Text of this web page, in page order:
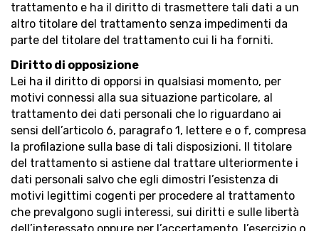
trattamento e ha il diritto di trasmettere tali dati a un
altro titolare del trattamento senza impedimenti da
parte del titolare del trattamento cui li ha forniti.
Diritto di opposizione
Lei ha il diritto di opporsi in qualsiasi momento, per
motivi connessi alla sua situazione particolare, al
trattamento dei dati personali che lo riguardano ai
sensi dell’articolo 6, paragrafo 1, lettere e o f, compresa
la profilazione sulla base di tali disposizioni. Il titolare
del trattamento si astiene dal trattare ulteriormente i
dati personali salvo che egli dimostri l’esistenza di
motivi legittimi cogenti per procedere al trattamento
che prevalgono sugli interessi, sui diritti e sulle libertà